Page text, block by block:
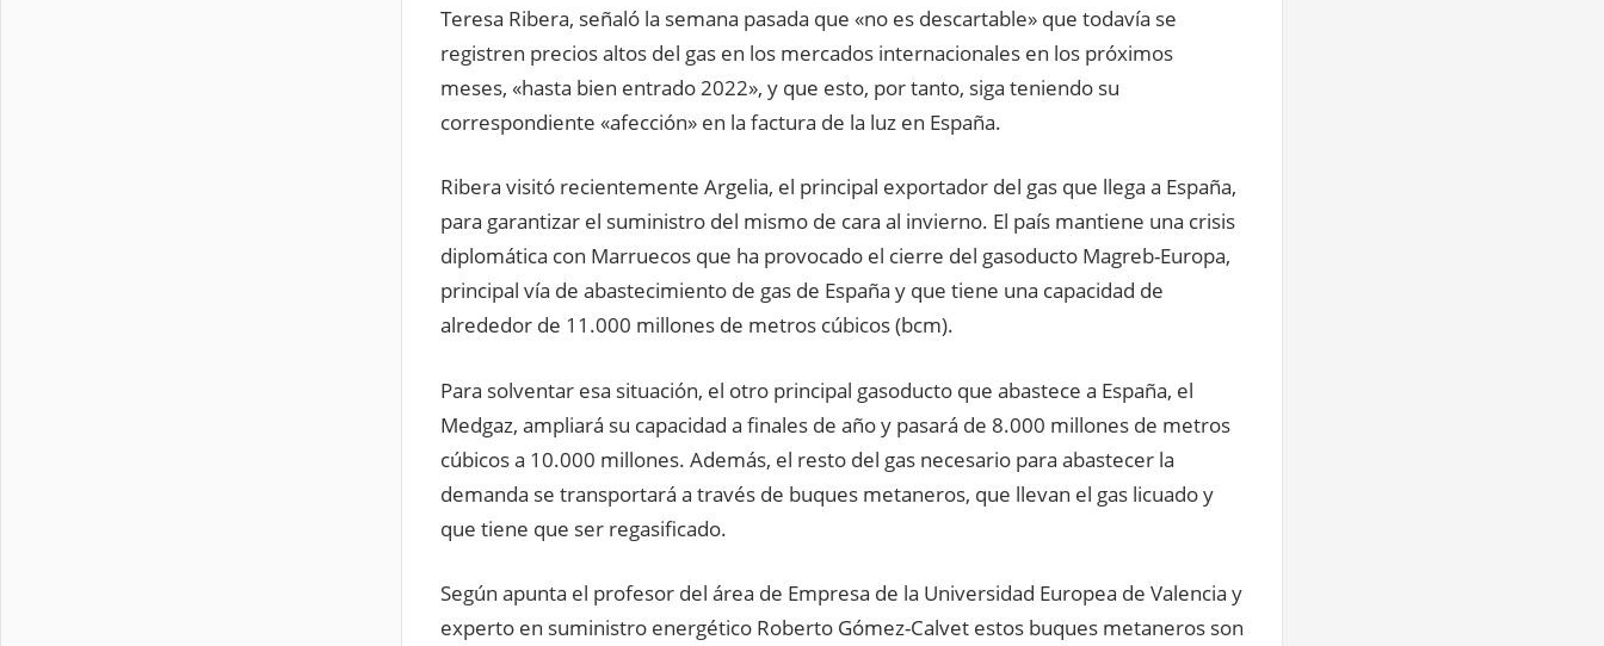
Teresa Ribera, señaló la semana pasada que «no es descartable» que todavía se
registren precios altos del gas en los mercados internacionales en los próximos
meses, «hasta bien entrado 2022», y que esto, por tanto, siga teniendo su
correspondiente «afección» en la factura de la luz en España.
Ribera visitó recientemente Argelia, el principal exportador del gas que llega a España,
para garantizar el suministro del mismo de cara al invierno. El país mantiene una crisis
diplomática con Marruecos que ha provocado el cierre del gasoducto Magreb-Europa,
principal vía de abastecimiento de gas de España y que tiene una capacidad de
alrededor de 11.000 millones de metros cúbicos (bcm).
Para solventar esa situación, el otro principal gasoducto que abastece a España, el
Medgaz, ampliará su capacidad a finales de año y pasará de 8.000 millones de metros
cúbicos a 10.000 millones. Además, el resto del gas necesario para abastecer la
demanda se transportará a través de buques metaneros, que llevan el gas licuado y
que tiene que ser regasificado.
Según apunta el profesor del área de Empresa de la Universidad Europea de Valencia y
experto en suministro energético Roberto Gómez-Calvet estos buques metaneros son